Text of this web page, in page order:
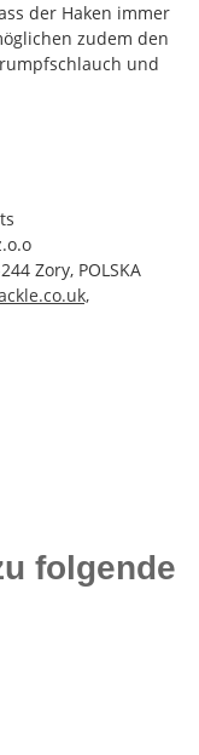
der Haken immer
zudem den
und
Zory, POLSKA
folgende